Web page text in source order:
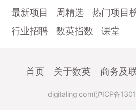
最新项目
周精选 热门项目
行业招聘
数英指数 课堂
首页 关于数英 商务及
digitaling.com(沪ICP备